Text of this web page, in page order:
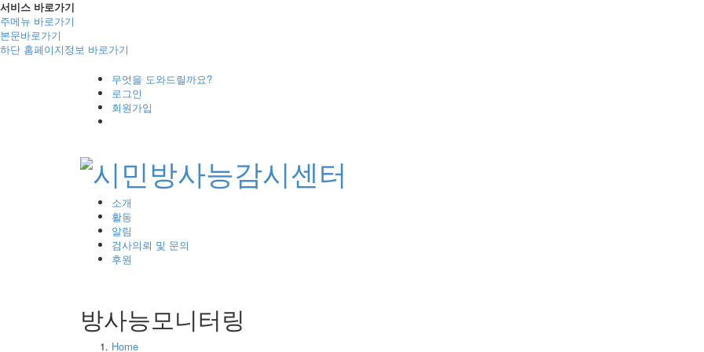
서비스 바로가기
주메뉴 바로가기
본문바로가기
하단 홈페이지정보 바로가기
무엇을 도와드릴까요?
로그인
회원가입
소개
활동
알림
검사의뢰 및 문의
후원
방사능모니터링
Home